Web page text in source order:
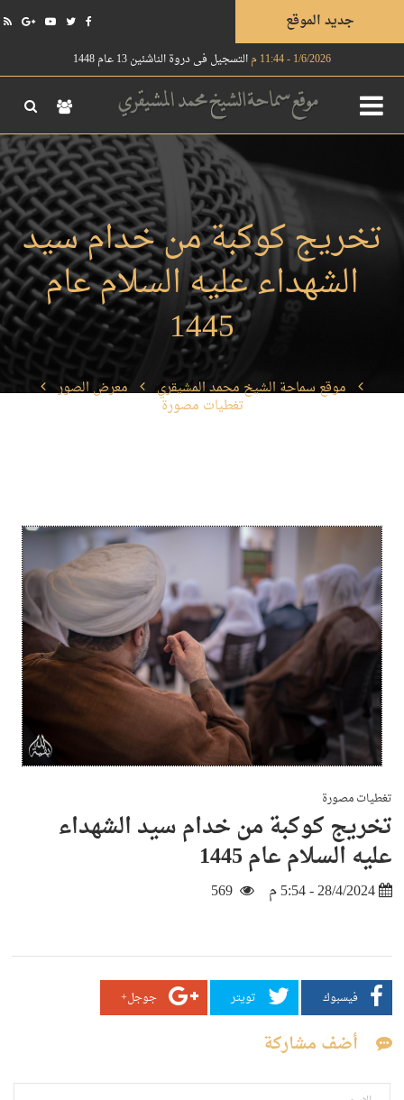
جديد الموقع
1/6/2026 - 11:44 م التسجيل في دروة الناشئين 13 عام 1448
تخريج كوكبة من خدام سيد
الشهداء عليه السلام عام
1445
موقع سماحة الشيخ محمد المشيقري معرض الصور
تغطيات مصورة
تغطيات مصورة
تخريج كوكبة من خدام سيد الشهداء
عليه السلام عام 1445
28/4/2024 - 5:54 م 569
فيسبوك تويتر جوجل+
أضف مشاركة